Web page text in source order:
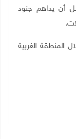
أن يداهم جنود
الغربية